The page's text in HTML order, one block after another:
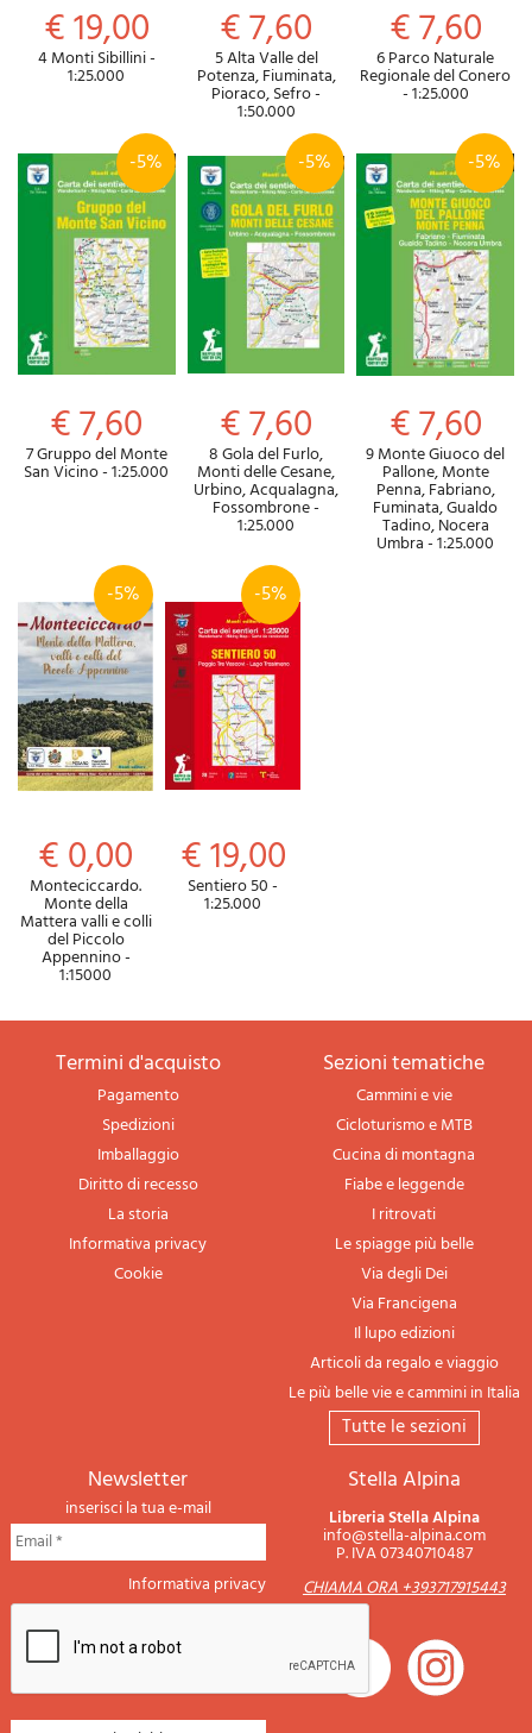
€ 19,00
4 Monti Sibillini -
1:25.000
€ 7,60
5 Alta Valle del
Potenza, Fiuminata,
Pioraco, Sefro -
1:50.000
€ 7,60
6 Parco Naturale
Regionale del Conero
- 1:25.000
-5%
€ 7,60
7 Gruppo del Monte
San Vicino - 1:25.000
-5%
€ 7,60
8 Gola del Furlo,
Monti delle Cesane,
Urbino, Acqualagna,
Fossombrone -
1:25.000
-5%
€ 7,60
9 Monte Giuoco del
Pallone, Monte
Penna, Fabriano,
Fuminata, Gualdo
Tadino, Nocera
Umbra - 1:25.000
-5%
€ 0,00
Monteciccardo.
Monte della
Mattera valli e colli
del Piccolo
Appennino -
1:15000
-5%
€ 19,00
Sentiero 50 -
1:25.000
termini d'acquisto
Pagamento
Spedizioni
Imballaggio
Diritto di recesso
La storia
Informativa privacy
Cookie
sezioni tematiche
Cammini e vie
Cicloturismo e MTB
Cucina di montagna
Fiabe e leggende
I ritrovati
Le spiagge più belle
Via degli Dei
Via Francigena
Il lupo edizioni
Articoli da regalo e viaggio
Le più belle vie e cammini in Italia
tutte le sezioni
newsletter
inserisci la tua e-mail
Informativa privacy
Stella Alpina
Libreria Stella Alpina
info@stella-alpina.com
P. IVA 07340710487
CHIAMA ORA +393717915443